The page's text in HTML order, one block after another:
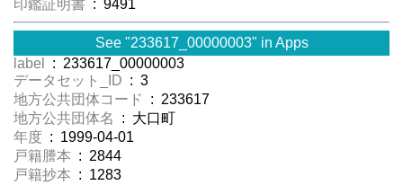
印鑑証明書 : 9491
See "233617_00000003" in Apps
label
: 233617_00000003
データセット_ID : 3
地方公共団体コード
: 233617
地方公共団体名
: 大口町
年度 : 1999-04-01
戸籍謄本 : 2844
戸籍抄本 : 1283